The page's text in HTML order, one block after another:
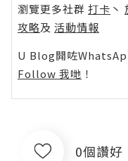
瀏覽更多社群 打卡 丶
攻略及 活動情報
U Blog開咗
Follow 我哋 ！
0個讚好